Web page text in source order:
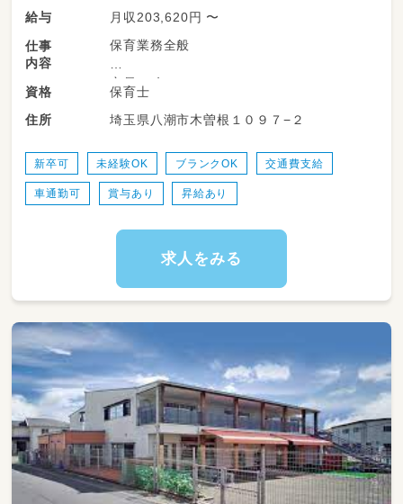
給与
月収203,620円 〜
仕事
内容
保育業務全般
定員15名
0歳児 3名
1歳児 6名
資格
保育士
住所
埼玉県八潮市木曽根１０９７−２
新卒可 未経験OK ブランクOK 交通費支給
車通勤可 賞与あり 昇給あり
求人をみる